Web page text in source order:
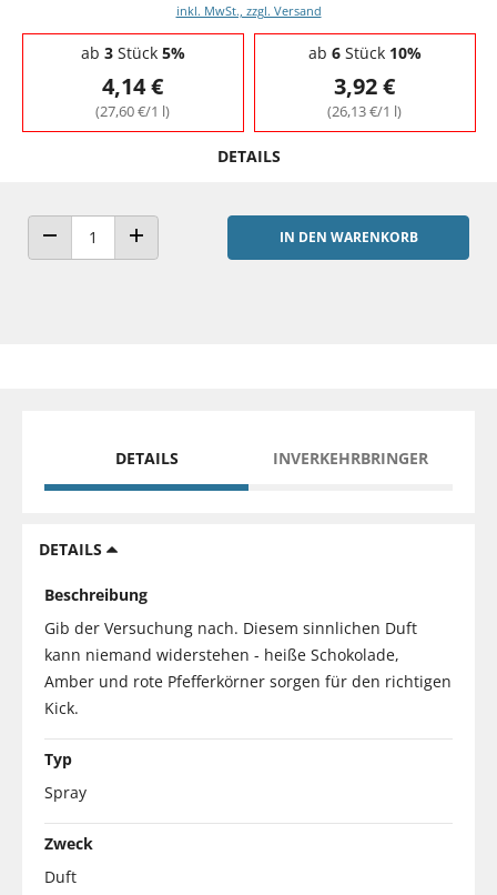
inkl. MwSt., zzgl. Versand
Staffelpreise - Mengenrabatt
ab 3Stück 5%
4,14 €
(27,60 €/1 l)
ab 6Stück 10%
3,92 €
(26,13 €/1 l)
DETAILS
ANZAHL VERRINGERNANZAHL ERHÖHEN
IN DEN WARENKORB
DETAILS INVERKEHRBRINGER
DETAILS
Beschreibung
Gib der Versuchung nach. Diesem sinnlichen Duft
kann niemand widerstehen - heiße Schokolade,
Amber und rote Pfefferkörner sorgen für den richtigen
Kick.
Typ
Spray
Zweck
Duft